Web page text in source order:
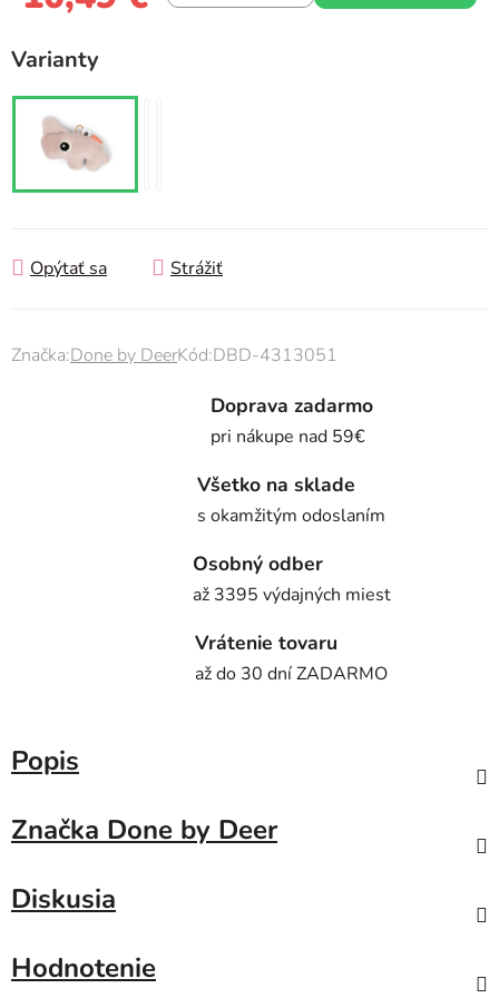
Varianty
Opýtať sa Strážiť
Značka:Done by DeerKód:DBD-4313051
Doprava zadarmo
pri nákupe nad 59€
Všetko na sklade
s okamžitým odoslaním
Osobný odber
až 3395 výdajných miest
Vrátenie tovaru
až do 30 dní ZADARMO
Popis
Značka Done by Deer
Diskusia
Hodnotenie